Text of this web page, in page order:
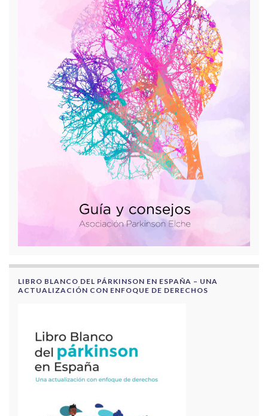
LIBRO BLANCO DEL PÁRKINSON EN ESPAÑA – UNA
ACTUALIZACIÓN CON ENFOQUE DE DERECHOS